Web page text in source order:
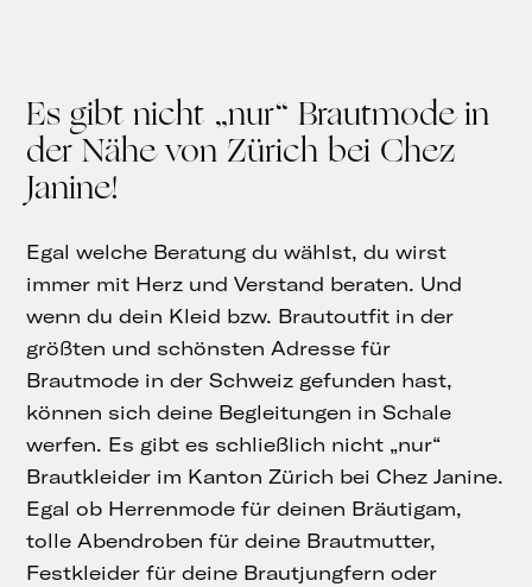
Es gibt nicht „nur“ Brautmode in
der Nähe von Zürich bei Chez
Janine!
Egal welche Beratung du wählst, du wirst
immer mit Herz und Verstand beraten. Und
wenn du dein Kleid bzw. Brautoutfit in der
größten und schönsten Adresse für
Brautmode in der Schweiz gefunden hast,
können sich deine Begleitungen in Schale
werfen. Es gibt es schließlich nicht „nur“
Brautkleider im Kanton Zürich bei Chez Janine.
Egal ob Herrenmode für deinen Bräutigam,
tolle Abendroben für deine Brautmutter,
Festkleider für deine Brautjungfern oder